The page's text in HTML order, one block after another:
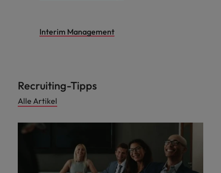
Interim Management
Recruiting-Tipps
Alle Artikel